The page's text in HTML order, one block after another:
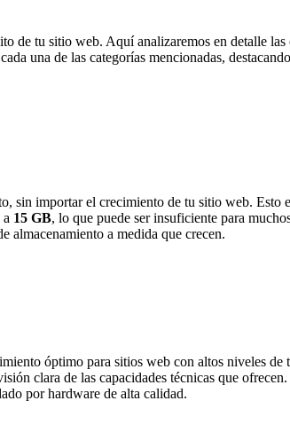
de tu sitio web. Aquí analizaremos en detalle las
una de las categorías mencionadas,
sin importar el crecimiento de tu sitio web. Esto
15 GB, lo que puede ser insuficiente para
almacenamiento a medida que crecen.
óptimo para sitios web con altos niveles de
clara de las capacidades técnicas que
por hardware de alta calidad.